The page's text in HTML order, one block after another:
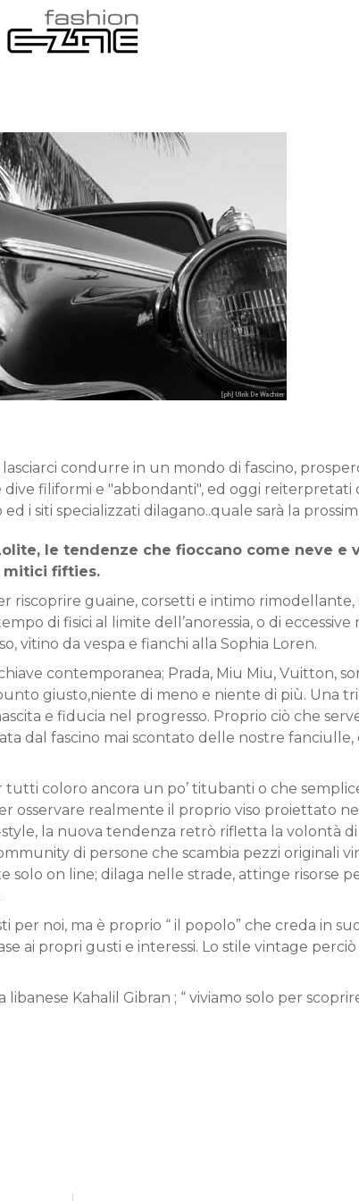
condurre in un mondo di fascino,
filiformi e "abbondanti", ed oggi reiterpretati
i siti specializzati dilagano..quale sarà la
le tendenze che fioccano come neve e
mitici fifties.
riscoprire guaine, corsetti e intimo
di fisici al limite dell’anoressia, o di
vitino da vespa e fianchi alla Sophia Loren.
contemporanea; Prada, Miu Miu, Vuitton,
giusto,niente di meno e niente di più. Una
e fiducia nel progresso. Proprio ciò che
dal fascino mai scontato delle nostre
coloro ancora un po’ titubanti o che
osservare realmente il proprio viso proiettato
la nuova tendenza retrò rifletta la volontà
di persone che scambia pezzi originali
on line; dilaga nelle strade, attinge risorse
noi, ma è proprio “ il popolo” che creda in
ai propri gusti e interessi. Lo stile vintage
Kahalil Gibran ; “ viviamo solo per